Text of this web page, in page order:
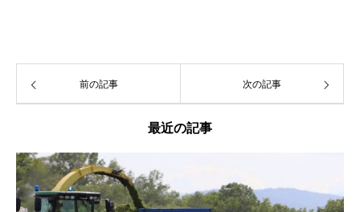
前の記事 次の記事
最近の記事